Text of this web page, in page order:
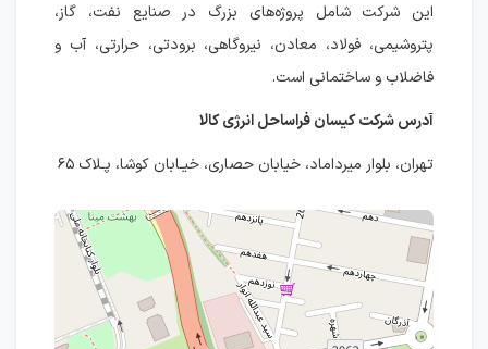
این شرکت شامل پروژه‌های بزرگ در صنایع نفت، گاز،
پتروشیمی، فولاد، معادن، نیروگاهی، برودتی، حرارتی، آب و
فاضلاب و ساختمانی است.
آدرس شرکت کیسان فراساحل انرژی کالا
تهران، بلوار میرداماد، خیابان حصاری، خیـابان کوشا، پـلاک ۶۵